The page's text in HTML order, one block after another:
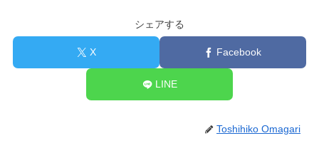
シェアする
X Facebook
LINE
Toshihiko Omagari